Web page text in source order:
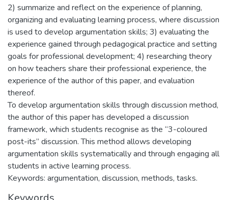
2) summarize and reflect on the experience of planning,
organizing and evaluating learning process, where discussion
is used to develop argumentation skills; 3) evaluating the
experience gained through pedagogical practice and setting
goals for professional development; 4) researching theory
on how teachers share their professional experience, the
experience of the author of this paper, and evaluation
thereof.
To develop argumentation skills through discussion method,
the author of this paper has developed a discussion
framework, which students recognise as the “3-coloured
post-its” discussion. This method allows developing
argumentation skills systematically and through engaging all
students in active learning process.
Keywords: argumentation, discussion, methods, tasks.